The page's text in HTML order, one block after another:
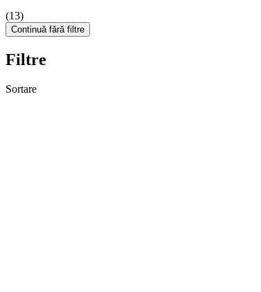
(13)
Continuă fără filtre
Filtre
Sortare